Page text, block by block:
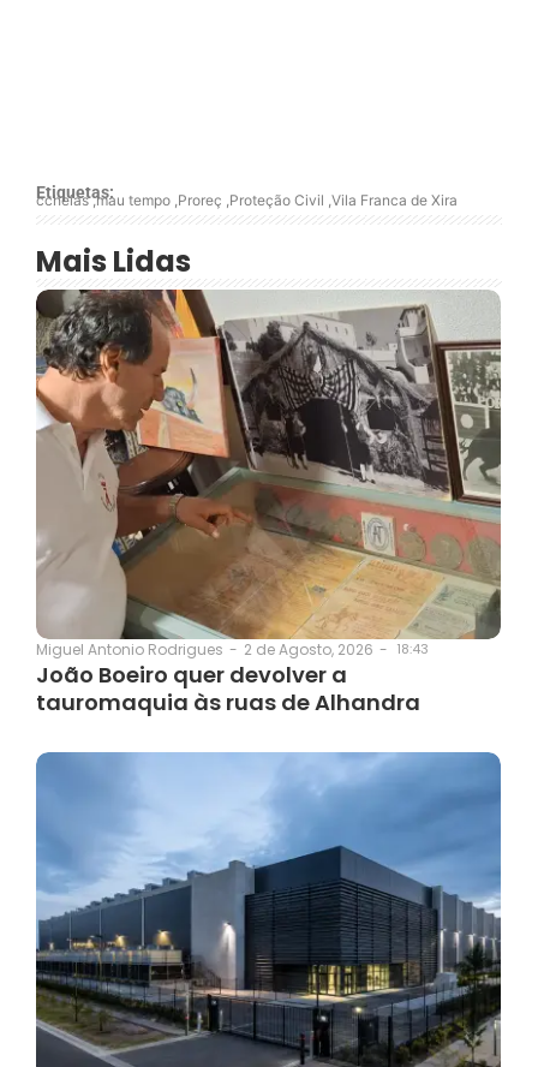
Etiquetas:
ccheias,mau tempo ,Proreç ,Proteção Civil ,Vila Franca de Xira
Mais Lidas
Miguel Antonio Rodrigues - 2 de Agosto, 2026 - 18:43
João Boeiro quer devolver a
tauromaquia às ruas de Alhandra